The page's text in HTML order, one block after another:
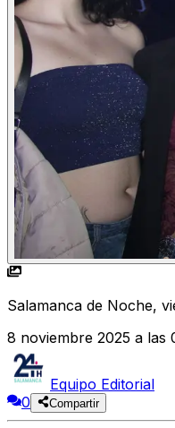
Salamanca de Noche,
8 noviembre 2025 a las
Equipo Editorial
0
Compartir